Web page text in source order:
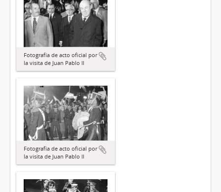
Fotografía de acto oficial por
la visita de Juan Pablo II
Fotografía de acto oficial por
la visita de Juan Pablo II